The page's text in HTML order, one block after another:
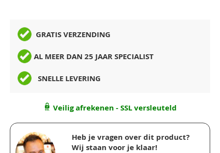
GRATIS VERZENDING
AL MEER DAN 25 JAAR SPECIALIST
SNELLE LEVERING
Veilig afrekenen - SSL versleuteld
Heb je vragen over dit product?
Wij staan voor je klaar!